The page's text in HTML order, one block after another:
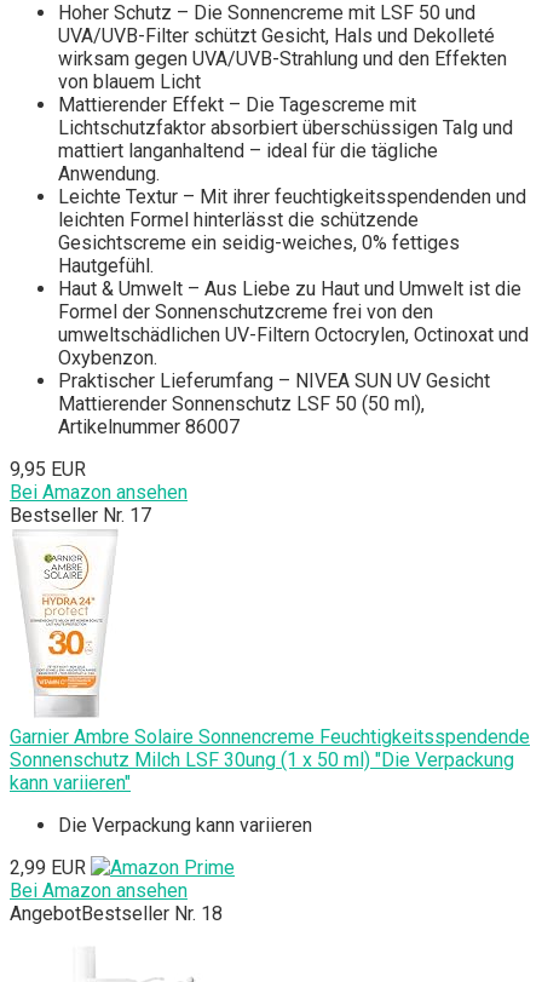
Hoher Schutz – Die Sonnencreme mit LSF 50 und
UVA/UVB-Filter schützt Gesicht, Hals und Dekolleté
wirksam gegen UVA/UVB-Strahlung und den Effekten
von blauem Licht
Mattierender Effekt – Die Tagescreme mit
Lichtschutzfaktor absorbiert überschüssigen Talg und
mattiert langanhaltend – ideal für die tägliche
Anwendung.
Leichte Textur – Mit ihrer feuchtigkeitsspendenden und
leichten Formel hinterlässt die schützende
Gesichtscreme ein seidig-weiches, 0% fettiges
Hautgefühl.
Haut & Umwelt – Aus Liebe zu Haut und Umwelt ist die
Formel der Sonnenschutzcreme frei von den
umweltschädlichen UV-Filtern Octocrylen, Octinoxat und
Oxybenzon.
Praktischer Lieferumfang – NIVEA SUN UV Gesicht
Mattierender Sonnenschutz LSF 50 (50 ml),
Artikelnummer 86007
9,95 EUR
Bei Amazon ansehen
Bestseller Nr. 17
Garnier Ambre Solaire Sonnencreme Feuchtigkeitsspendende
Sonnenschutz Milch LSF 30ung (1 x 50 ml) "Die Verpackung
kann variieren"
Die Verpackung kann variieren
2,99 EUR
Bei Amazon ansehen
AngebotBestseller Nr. 18